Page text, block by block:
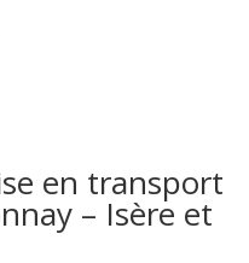
en transport
– Isère et